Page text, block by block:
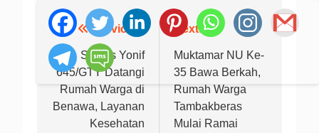
Navigasi
pos
Previous:
Satgas Yonif
645/GTY Datangi
Rumah Warga di
Benawa, Layanan
Kesehatan
Next:
Muktamar NU Ke-
35 Bawa Berkah,
Rumah Warga
Tambakberas
Mulai Ramai